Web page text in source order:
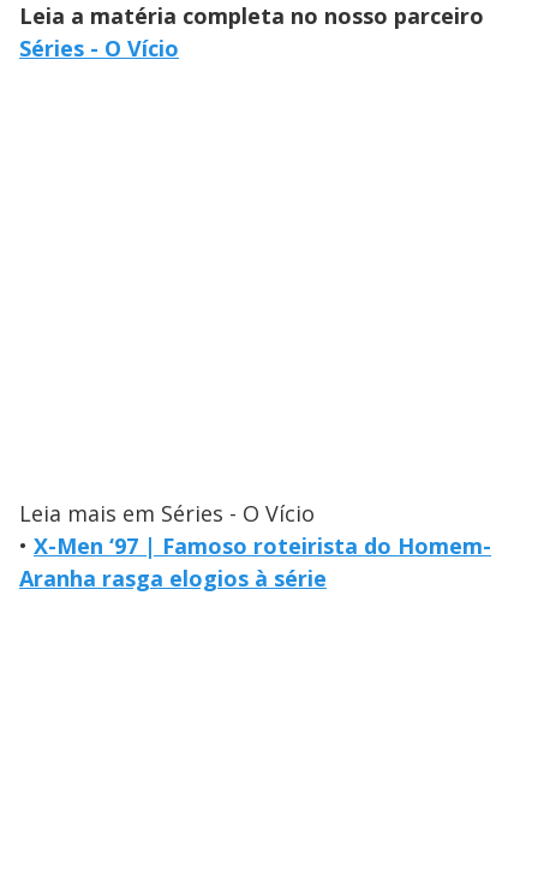
Leia a matéria completa no nosso parceiro
Séries - O Vício
Leia mais em Séries - O Vício
• X-Men ‘97 | Famoso roteirista do Homem-
Aranha rasga elogios à série